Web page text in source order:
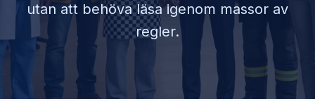
utan att behöva läsa igenom massor av
regler.